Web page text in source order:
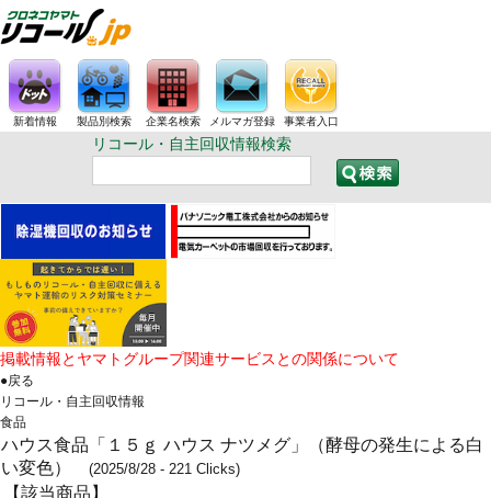
新着情報 製品別検索 企業名検索 メルマガ登録 事業者入口
リコール・自主回収情報検索
掲載情報とヤマトグループ関連サービスとの関係について
●戻る
リコール・自主回収情報
食品
ハウス食品「１５ｇ ハウス ナツメグ」（酵母の発生による白
い変色）
(2025/8/28 - 221 Clicks)
【該当商品】